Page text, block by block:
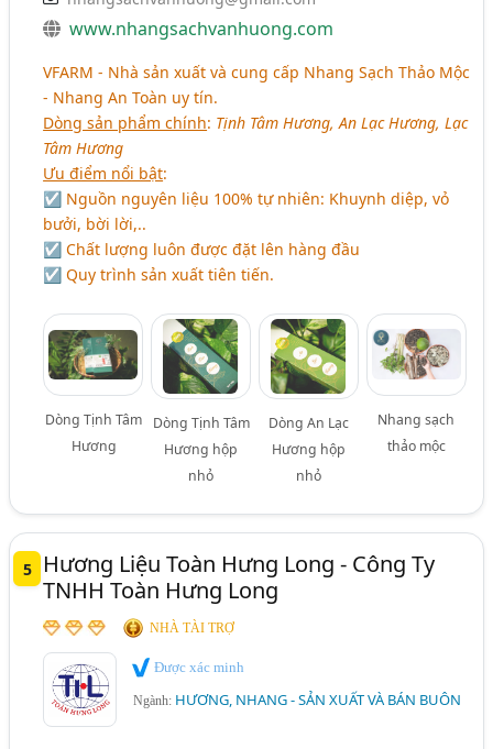
www.nhangsachvanhuong.com
VFARM - Nhà sản xuất và cung cấp Nhang Sạch Thảo Mộc
- Nhang An Toàn uy tín.
Dòng sản phẩm chính: Tịnh Tâm Hương, An Lạc Hương, Lạc
Tâm Hương
Ưu điểm nổi bật:
☑ Nguồn nguyên liệu 100% tự nhiên: Khuynh diệp, vỏ
bưởi, bời lời,..
☑ Chất lượng luôn được đặt lên hàng đầu
☑ Quy trình sản xuất tiên tiến.
Dòng Tịnh Tâm
Hương
Dòng Tịnh Tâm
Hương hộp
nhỏ
Dòng An Lạc
Hương hộp
nhỏ
Nhang sạch
thảo mộc
5
Hương Liệu Toàn Hưng Long - Công Ty
TNHH Toàn Hưng Long
NHÀ TÀI TRỢ
Được xác minh
Ngành: HƯƠNG, NHANG - SẢN XUẤT VÀ BÁN BUÔN